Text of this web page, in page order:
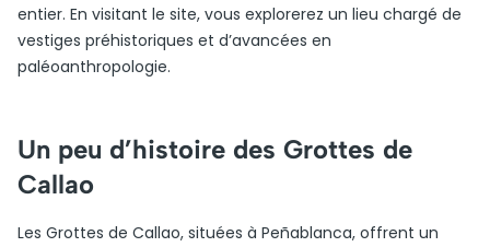
entier. En visitant le site, vous explorerez un lieu chargé de
vestiges préhistoriques et d’avancées en
paléoanthropologie.
Un peu d’histoire des Grottes de
Callao
Les Grottes de Callao, situées à Peñablanca, offrent un